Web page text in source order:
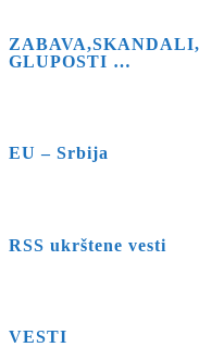
GLUPOSTI …
EU – Srbija
RSS ukrštene vesti
VESTI